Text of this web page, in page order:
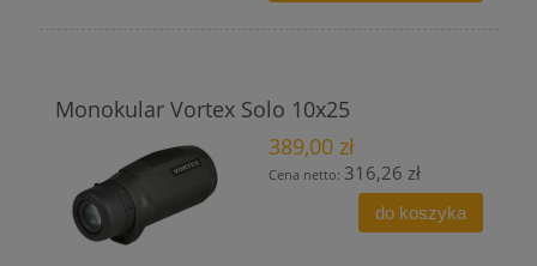
Monokular Vortex Solo 10x25
389,00 zł
Cena netto: 316,26 zł
do koszyka